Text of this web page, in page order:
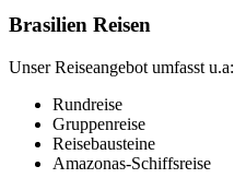
Brasilien Reisen
Unser Reiseangebot umfasst u.a:
Rundreise
Gruppenreise
Reisebausteine
Amazonas-Schiffsreise